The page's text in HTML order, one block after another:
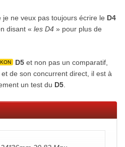
ne veux pas toujours écrire le D4
disant « les D4» pour plus de
D5et non pas un comparatif,
de son concurrent direct, il est à
un test du D5.